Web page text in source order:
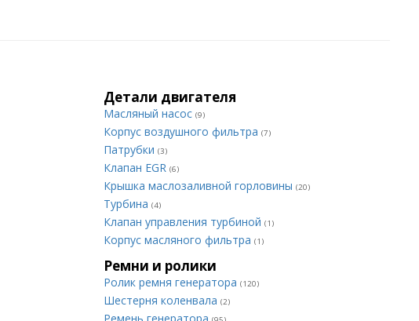
Детали двигателя
Масляный насос (9)
Корпус воздушного фильтра (7)
Патрубки (3)
Клапан EGR (6)
Крышка маслозаливной горловины (20)
Турбина (4)
Клапан управления турбиной (1)
Корпус масляного фильтра (1)
Ремни и ролики
Ролик ремня генератора (120)
Шестерня коленвала (2)